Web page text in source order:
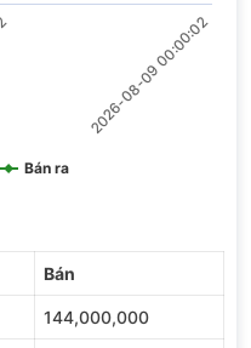
Bán ra
2026-08-09 00:00:02
Bán
144,000,000